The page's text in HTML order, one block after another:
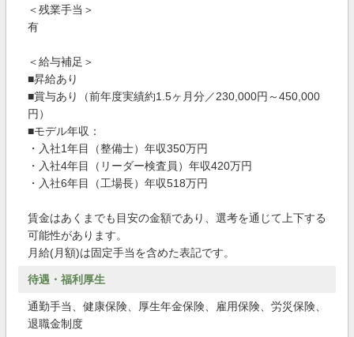
＜残業手当＞
有
＜給与補足＞
■昇給あり
■賞与あり（前年度実績約1.5ヶ月分／230,000円～450,000
円）
■モデル年収：
・入社1年目（整備士）年収350万円
・入社4年目（リーダー検査員）年収420万円
・入社6年目（工場長）年収518万円
賃金はあくまでも目安の金額であり、選考を通じて上下する
可能性があります。
月給(月額)は固定手当を含めた表記です。
待遇・福利厚生
通勤手当、健康保険、厚生年金保険、雇用保険、労災保険、
退職金制度